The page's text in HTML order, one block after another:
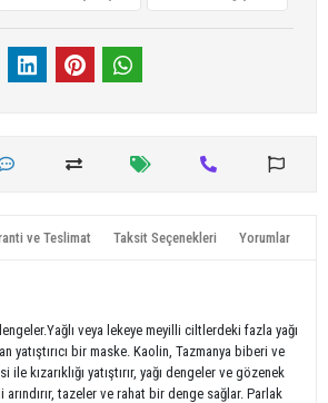
ve Teslimat Taksit Seçenekleri Yorumlar
veya lekeye meyilli ciltlerdeki fazla yağı
yatıştırıcı bir maske. Kaolin, Tazmanya biberi ve
kızarıklığı yatıştırır, yağı dengeler ve gözenek
tazeler ve rahat bir denge sağlar. Parlak